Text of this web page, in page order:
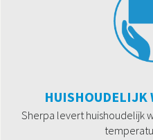
HUISHOUDELIJK
Sherpa levert huishoudelijk